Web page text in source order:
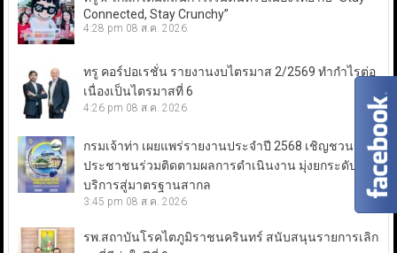
Connected, Stay Crunchy”
4:28 pm 08 ส.ค. 2026
ทรู คอร์ปอเรชั่น รายงานงบไตรมาส 2/2569 ทำกำไรต่อ
เนื่องเป็นไตรมาสที่ 6
4:26 pm 08 ส.ค. 2026
กรมเจ้าท่า เผยแพร่รายงานประจำปี 2568 เชิญชวน
ประชาชนร่วมติดตามผลการดำเนินงาน มุ่งยกระดับการ
บริการสู่มาตรฐานสากล
3:45 pm 08 ส.ค. 2026
รพ.สถาบันโรคไตภูมิราชนครินทร์ สนับสนุนรายการเลิก